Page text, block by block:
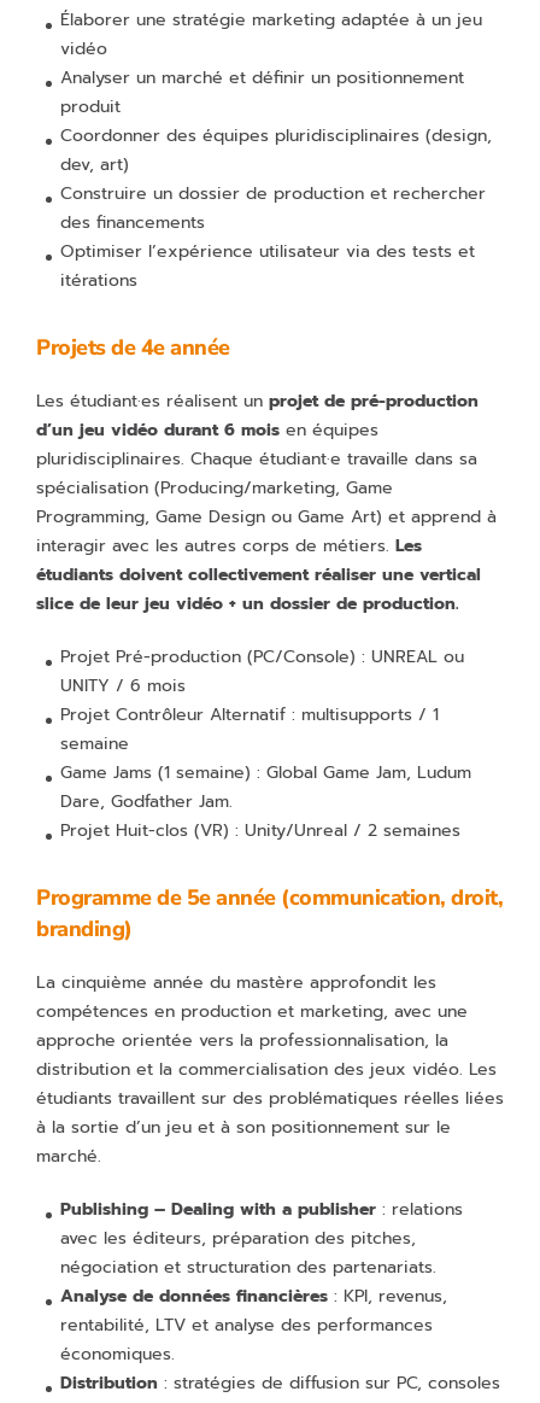
Élaborer une stratégie marketing adaptée à un jeu
vidéo
Analyser un marché et définir un positionnement
produit
Coordonner des équipes pluridisciplinaires (design,
dev, art)
Construire un dossier de production et rechercher
des financements
Optimiser l’expérience utilisateur via des tests et
itérations
Projets de 4e année
Les étudiant·es réalisent un projet de pré-production
d’un jeu vidéo durant 6 mois en équipes
pluridisciplinaires. Chaque étudiant·e travaille dans sa
spécialisation (Producing/marketing, Game
Programming, Game Design ou Game Art) et apprend à
interagir avec les autres corps de métiers. Les
étudiants doivent collectivement réaliser une vertical
slice de leur jeu vidéo + un dossier de production.
Projet Pré-production (PC/Console) : UNREAL ou
UNITY / 6 mois
Projet Contrôleur Alternatif : multisupports / 1
semaine
Game Jams (1 semaine) : Global Game Jam, Ludum
Dare, Godfather Jam.
Projet Huit-clos (VR) : Unity/Unreal / 2 semaines
Programme de 5e année (communication, droit,
branding)
La cinquième année du mastère approfondit les
compétences en production et marketing, avec une
approche orientée vers la professionnalisation, la
distribution et la commercialisation des jeux vidéo. Les
étudiants travaillent sur des problématiques réelles liées
à la sortie d’un jeu et à son positionnement sur le
marché.
Publishing – Dealing with a publisher : relations
avec les éditeurs, préparation des pitches,
négociation et structuration des partenariats.
Analyse de données financières : KPI, revenus,
rentabilité, LTV et analyse des performances
économiques.
Distribution : stratégies de diffusion sur PC, consoles